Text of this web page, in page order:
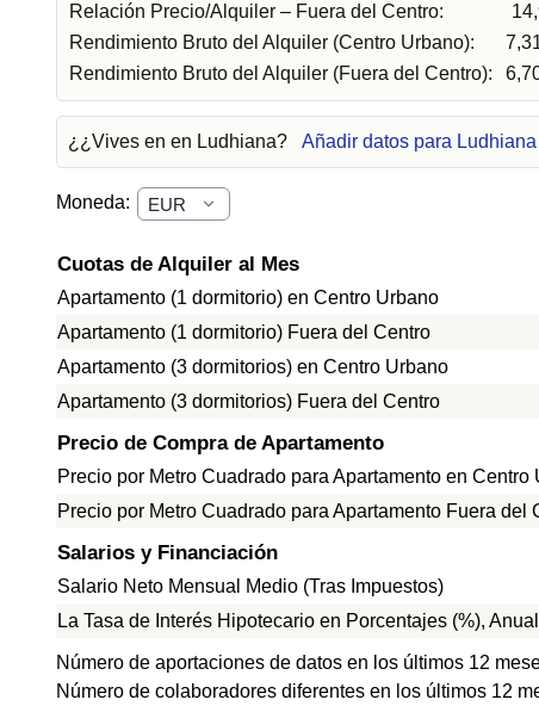
Relación Precio/Alquiler – Fuera del Centro:
Rendimiento Bruto del Alquiler (Centro Urbano):
Rendimiento Bruto del Alquiler (Fuera del Centro):
¿¿Vives en en Ludhiana? Añadir datos para Ludhiana
Moneda:
Cuotas de Alquiler al Mes
Apartamento (1 dormitorio) en Centro Urbano
Apartamento (1 dormitorio) Fuera del Centro
Apartamento (3 dormitorios) en Centro Urbano
Apartamento (3 dormitorios) Fuera del Centro
Precio de Compra de Apartamento
Precio por Metro Cuadrado para Apartamento en Centro
Precio por Metro Cuadrado para Apartamento Fuera del
Salarios y Financiación
Salario Neto Mensual Medio (Tras Impuestos)
La Tasa de Interés Hipotecario en Porcentajes (%),
Número de aportaciones de datos en los últimos 12
Número de colaboradores diferentes en los últimos 12